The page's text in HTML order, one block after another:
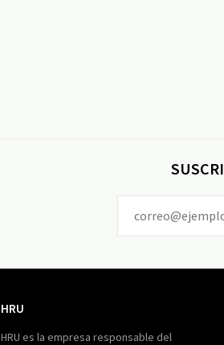
HRU
HRU es la empresa responsable del